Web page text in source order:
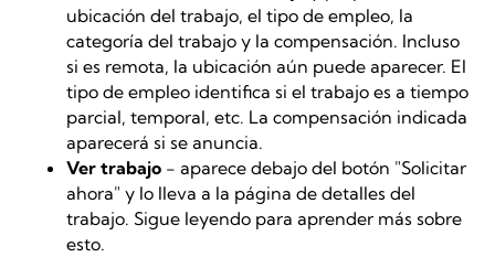
ubicación del trabajo, el tipo de empleo, la
categoría del trabajo y la compensación. Incluso
si es remota, la ubicación aún puede aparecer. El
tipo de empleo identifica si el trabajo es a tiempo
parcial, temporal, etc. La compensación indicada
aparecerá si se anuncia.
Ver trabajo - aparece debajo del botón "Solicitar
ahora" y lo lleva a la página de detalles del
trabajo. Sigue leyendo para aprender más sobre
esto.